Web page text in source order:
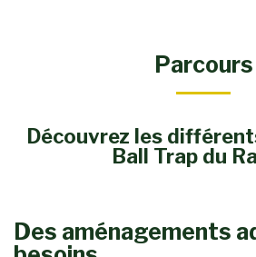
Parcours
Découvrez les
Ball Trap du
Des aménagements